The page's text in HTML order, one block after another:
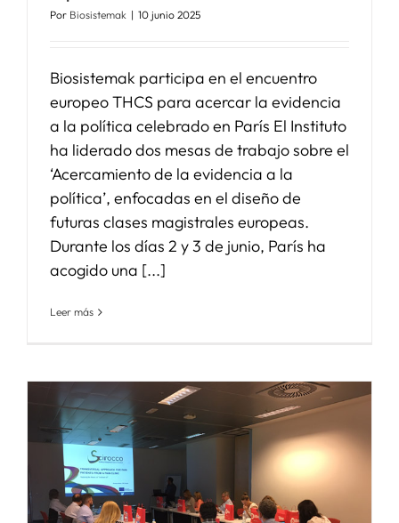
Por Biosistemak | 10 junio 2025
Biosistemak participa en el encuentro
europeo THCS para acercar la evidencia
a la política celebrado en París El Instituto
ha liderado dos mesas de trabajo sobre el
‘Acercamiento de la evidencia a la
política’, enfocadas en el diseño de
futuras clases magistrales europeas.
Durante los días 2 y 3 de junio, París ha
acogido una [...]
Leer más